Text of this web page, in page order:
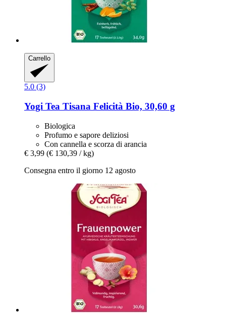
Carrello
5.0 (3)
Yogi Tea Tisana Felicità Bio, 30,60 g
Biologica
Profumo e sapore deliziosi
Con cannella e scorza di arancia
€ 3,99 (€ 130,39 / kg)
Consegna entro il giorno 12 agosto